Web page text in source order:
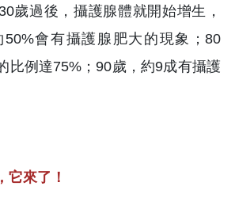
歲過後，攝護腺體就開始增生，
會有攝護腺肥大的現象；80
比例達75%；90歲，約9成有攝護
它來了！